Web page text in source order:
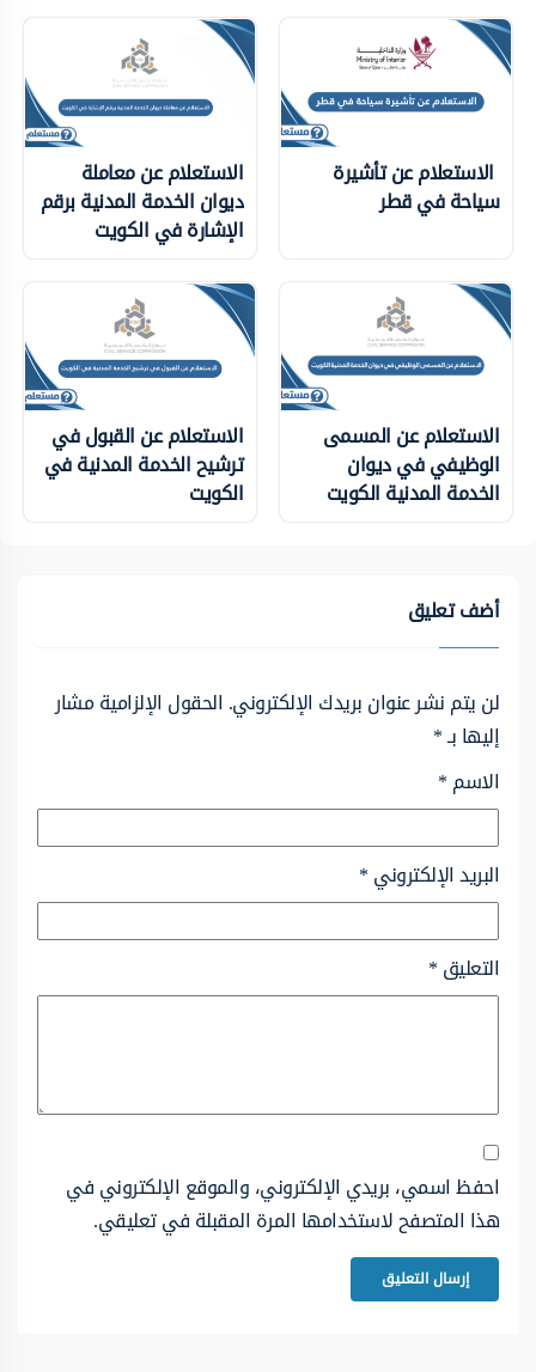
الاستعلام عن تأشيرة
سياحة في قطر
الاستعلام عن معاملة
ديوان الخدمة المدنية برقم
الإشارة في الكويت
الاستعلام عن المسمى
الوظيفي في ديوان
الخدمة المدنية الكويت
الاستعلام عن القبول في
ترشيح الخدمة المدنية في
الكويت
أضف تعليق
لن يتم نشر عنوان بريدك الإلكتروني. الحقول الإلزامية مشار
إليها بـ*
الاسم*
البريد الإلكتروني*
التعليق*
احفظ اسمي، بريدي الإلكتروني، والموقع الإلكتروني في
هذا المتصفح لاستخدامها المرة المقبلة في تعليقي.